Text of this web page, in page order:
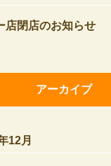
店閉店のお知らせ
アーカイブ
12月